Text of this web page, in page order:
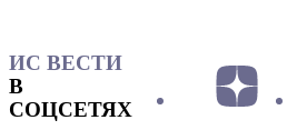
ИС ВЕСТИ
В
СОЦСЕТЯХ